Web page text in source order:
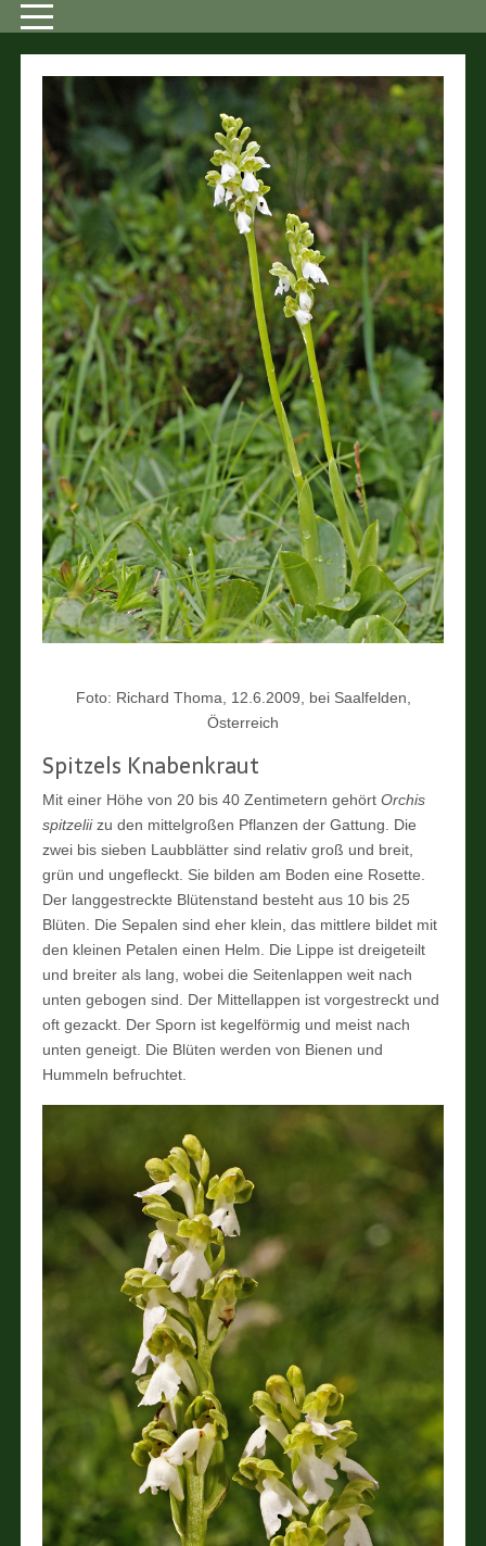
Foto: Richard Thoma, 12.6.2009, bei Saalfelden,
Österreich
Spitzels Knabenkraut
Mit einer Höhe von 20 bis 40 Zentimetern gehörtOrchis
spitzeliizu den mittelgroßen Pflanzen der Gattung. Die
zwei bis sieben Laubblätter sind relativ groß und breit,
grün und ungefleckt. Sie bilden am Boden eine Rosette.
Der langgestreckte Blütenstand besteht aus 10 bis 25
Blüten. Die Sepalen sind eher klein, das mittlere bildet mit
den kleinen Petalen einen Helm. Die Lippe ist dreigeteilt
und breiter als lang, wobei die Seitenlappen weit nach
unten gebogen sind. Der Mittellappen ist vorgestreckt und
oft gezackt. Der Sporn ist kegelförmig und meist nach
unten geneigt. Die Blüten werden von Bienen und
Hummeln befruchtet.